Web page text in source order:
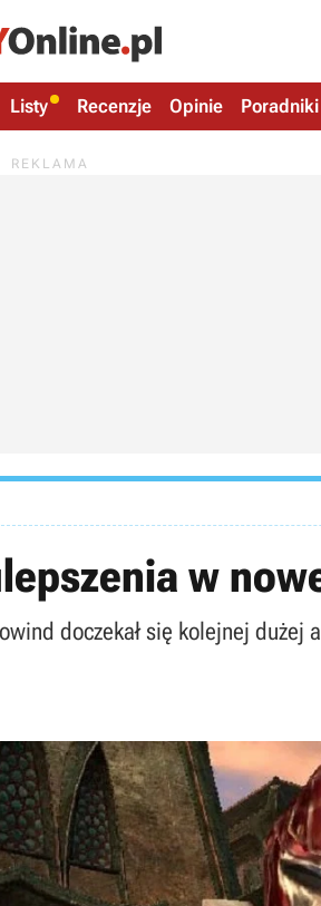
Listy Recenzje Opinie Poradniki
w
doczekał się kolejnej dużej